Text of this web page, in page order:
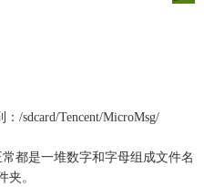
sdcard/Tencent/MicroMsg/
是一堆数字和字母组成文件名
夹。